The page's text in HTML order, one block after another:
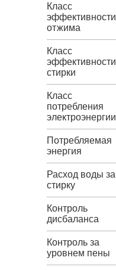
Класс
эффективности
отжима
Класс
эффективности
стирки
Класс
потребления
электроэнергии
Потребляемая
энергия
Расход воды за
стирку
Контроль
дисбаланса
Контроль за
уровнем пены